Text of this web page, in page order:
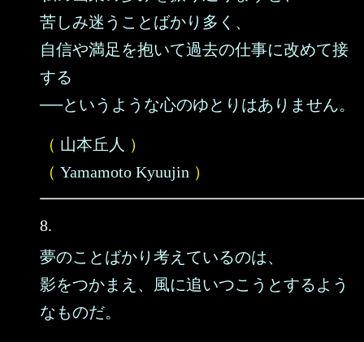
苦しみ迷うことばかり多く、
自信や満足を抱いて過去の仕事に改めて接
する
──というような心のゆとりはありません。
（ 山本丘人 ）
（ Yamamoto Kyuujin ）
8.
夢のことばかり考えているのは、
影をつかまえ、風に追いつこうとするよう
なものだ。